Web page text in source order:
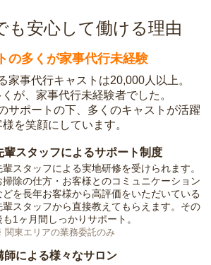
も安心して働ける理由
の多くが家事代行未経験
家事代行キャストは20,000人以上。
が、家事代行未経験者でした。
サポートの下、多くのキャストが活躍
を笑顔にしています。
輩スタッフによるサポート制度
輩スタッフによる実地研修を受けられます。
掃除の仕方・お客様とのコミュニケーション
どを長年お客様から高評価をいただいている
輩スタッフから直接教えてもらえます。その
も1ヶ月間しっかりサポート。
関東エリアの業務委託のみ
師による様々なサロン